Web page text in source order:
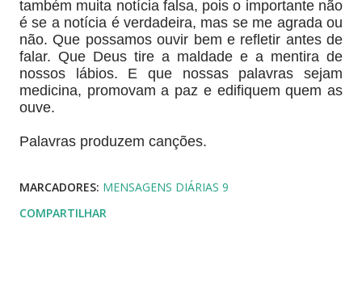
também muita notícia falsa, pois o importante não
é se a notícia é verdadeira, mas se me agrada ou
não. Que possamos ouvir bem e refletir antes de
falar. Que Deus tire a maldade e a mentira de
nossos lábios. E que nossas palavras sejam
medicina, promovam a paz e edifiquem quem as
ouve.
Palavras produzem canções.
MARCADORES: MENSAGENS DIÁRIAS 9
COMPARTILHAR